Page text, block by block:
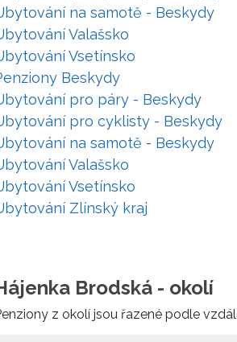
na samotě - Beskydy
Valašsko
Vsetínsko
Beskydy
pro páry - Beskydy
pro cyklisty - Beskydy
na samotě - Beskydy
Valašsko
Vsetínsko
Zlínský kraj
Brodská - okolí
z okolí jsou řazené podle